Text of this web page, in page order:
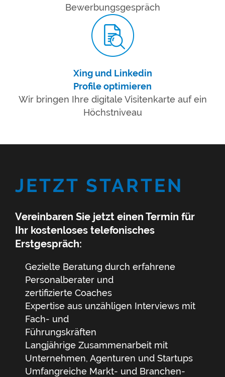
Bewerbungsgespräch
Xing und Linkedin
Profile optimieren
Wir bringen Ihre digitale Visitenkarte auf ein
Höchstniveau
JETZT STARTEN
Vereinbaren Sie jetzt einen Termin für
Ihr kostenloses telefonisches
Erstgespräch:
Gezielte Beratung durch erfahrene
Personal­berater und
zertifizierte Coaches
Expertise aus unzähligen Interviews mit
Fach- und
Führungs­kräften
Langjährige Zusammenarbeit mit
Unternehmen, Agenturen und Startups
Umfangreiche Markt- und Branchen­